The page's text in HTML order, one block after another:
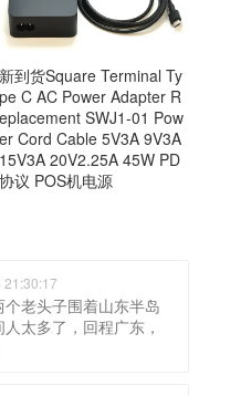
新到货Square Terminal Ty
pe C AC Power Adapter R
eplacement SWJ1-01 Pow
er Cord Cable 5V3A 9V3A
15V3A 20V2.25A 45W PD
协议 POS机电源
21:30:17
老头子围着山东半岛
太多了，回程广东，